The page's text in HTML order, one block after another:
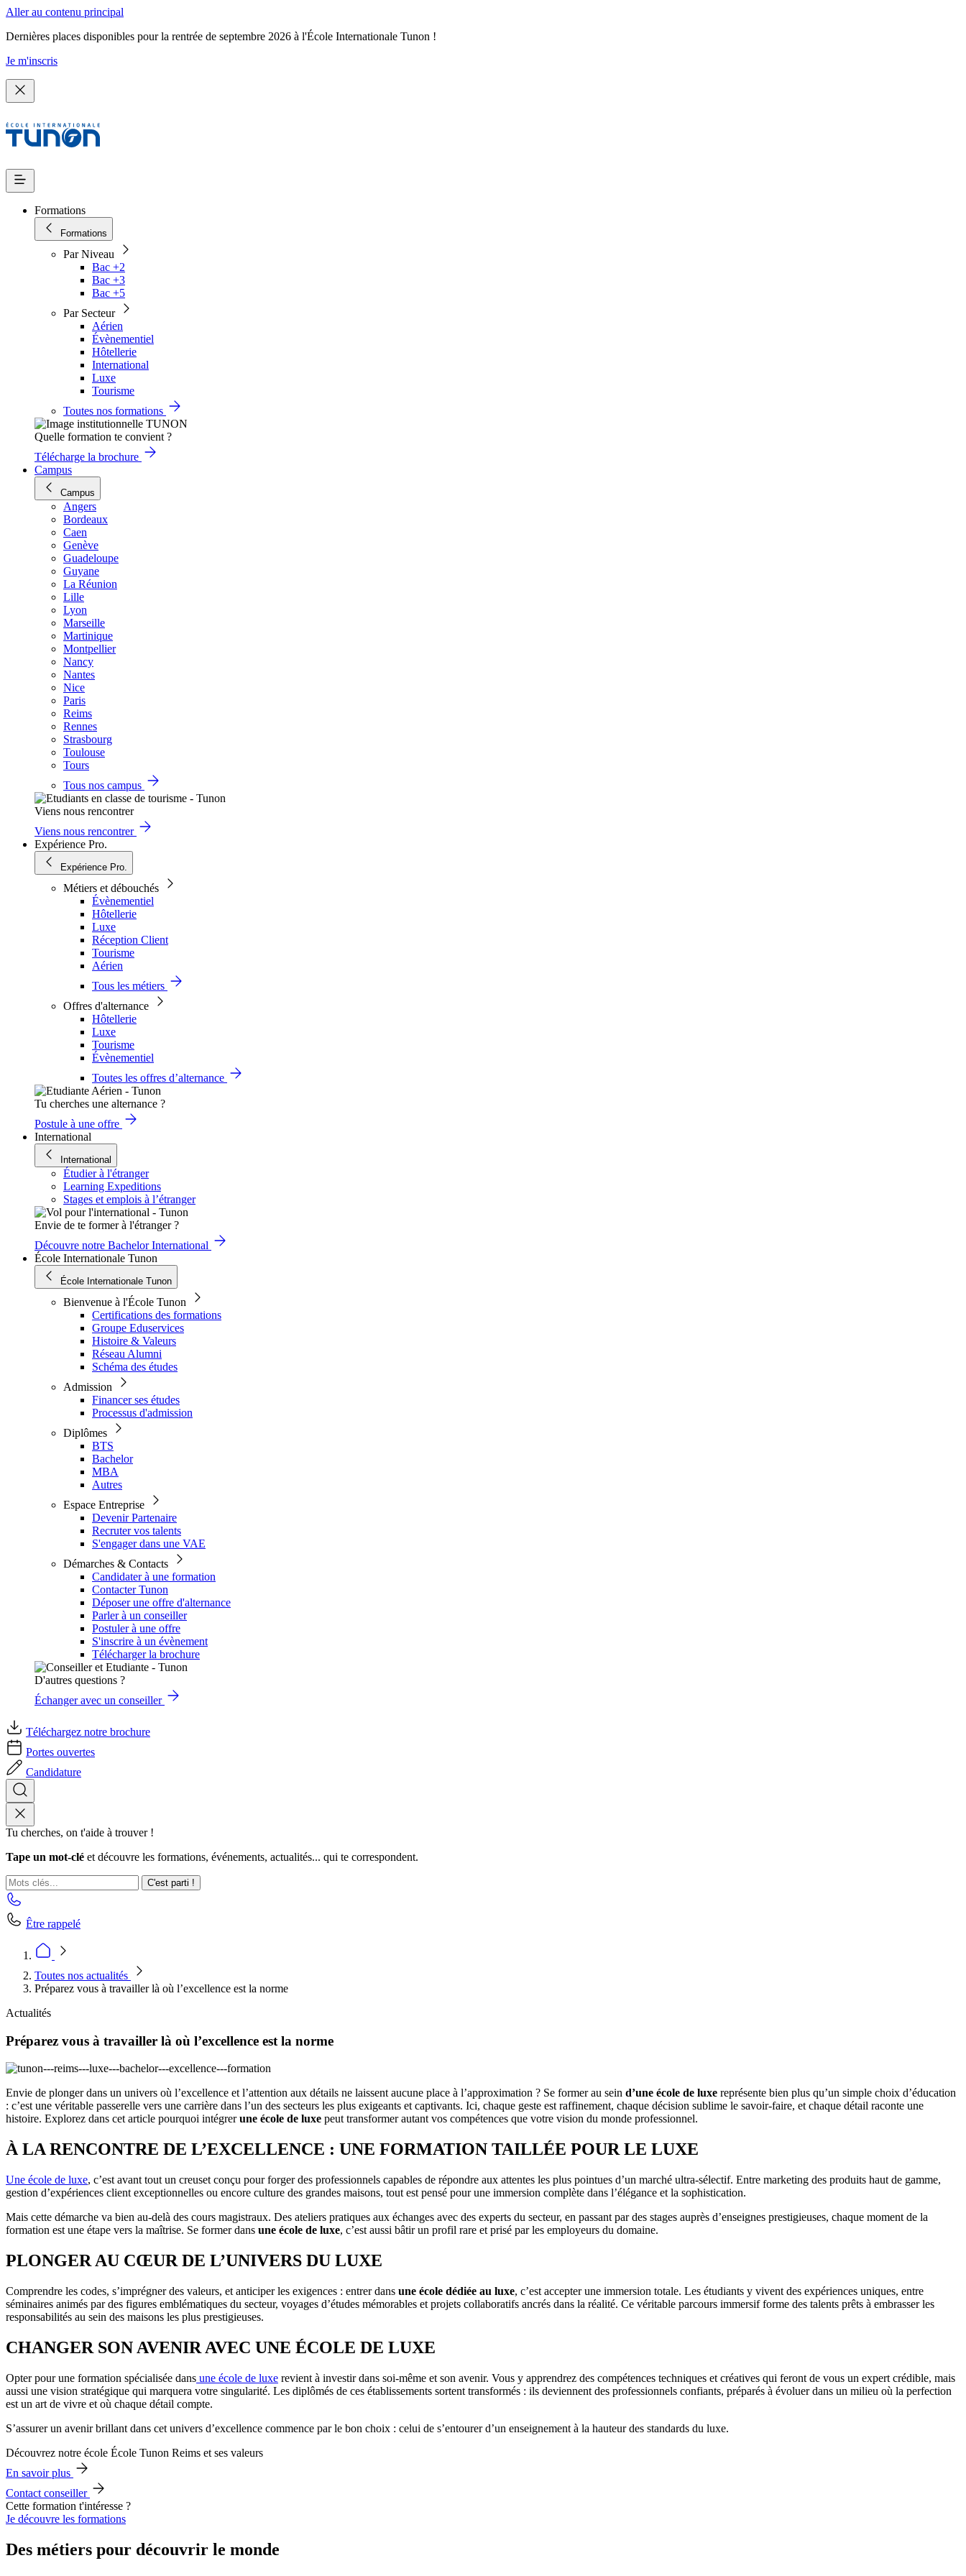
Aller au contenu principal
Dernières places disponibles pour la rentrée de septembre 2026 à l'École Internationale Tunon !
Je m'inscris
Formations
Formations
Par Niveau
Bac +2
Bac +3
Bac +5
Par Secteur
Aérien
Évènementiel
Hôtellerie
International
Luxe
Tourisme
Toutes nos formations
Quelle formation te convient ?
Télécharge la brochure
Campus
Campus
Angers
Bordeaux
Caen
Genève
Guadeloupe
Guyane
La Réunion
Lille
Lyon
Marseille
Martinique
Montpellier
Nancy
Nantes
Nice
Paris
Reims
Rennes
Strasbourg
Toulouse
Tours
Tous nos campus
Viens nous rencontrer
Viens nous rencontrer
Expérience Pro.
Expérience Pro.
Métiers et débouchés
Évènementiel
Hôtellerie
Luxe
Réception Client
Tourisme
Aérien
Tous les métiers
Offres d'alternance
Hôtellerie
Luxe
Tourisme
Évènementiel
Toutes les offres d’alternance
Tu cherches une alternance ?
Postule à une offre
International
International
Étudier à l'étranger
Learning Expeditions
Stages et emplois à l’étranger
Envie de te former à l'étranger ?
Découvre notre Bachelor International
École Internationale Tunon
École Internationale Tunon
Bienvenue à l'École Tunon
Certifications des formations
Groupe Eduservices
Histoire & Valeurs
Réseau Alumni
Schéma des études
Admission
Financer ses études
Processus d'admission
Diplômes
BTS
Bachelor
MBA
Autres
Espace Entreprise
Devenir Partenaire
Recruter vos talents
S'engager dans une VAE
Démarches & Contacts
Candidater à une formation
Contacter Tunon
Déposer une offre d'alternance
Parler à un conseiller
Postuler à une offre
S'inscrire à un évènement
Télécharger la brochure
D'autres questions ?
Échanger avec un conseiller
Téléchargez notre brochure
Portes ouvertes
Candidature
Tu cherches, on t'aide à trouver !
Tape un mot-clé et découvre les formations, événements, actualités... qui te correspondent.
C'est parti !
Être rappelé
Toutes nos actualités
Préparez vous à travailler là où l’excellence est la norme
Actualités
Préparez vous à travailler là où l’excellence est la norme
Envie de plonger dans un univers où l’excellence et l’attention aux détails ne laissent aucune place à l’approximation ? Se former au sein d’une école de luxe représente bien plus qu’un simple choix d’éducation
: c’est une véritable passerelle vers une carrière dans l’un des secteurs les plus exigeants et captivants. Ici, chaque geste est raffinement, chaque décision sublime le savoir-faire, et chaque détail raconte une
histoire. Explorez dans cet article pourquoi intégrerune école de luxe peut transformer autant vos compétences que votre vision du monde professionnel.
À LA RENCONTRE DE L’EXCELLENCE : UNE FORMATION TAILLÉE POUR LE LUXE
Une école de luxe, c’est avant tout un creuset conçu pour forger des professionnels capables de répondre aux attentes les plus pointues d’un marché ultra-sélectif. Entre marketing des produits haut de gamme,
gestion d’expériences client exceptionnelles ou encore culture des grandes maisons, tout est pensé pour une immersion complète dans l’élégance et la sophistication.
Mais cette démarche va bien au-delà des cours magistraux. Des ateliers pratiques aux échanges avec des experts du secteur, en passant par des stages auprès d’enseignes prestigieuses, chaque moment de la
formation est une étape vers la maîtrise. Se former dans une école de luxe, c’est aussi bâtir un profil rare et prisé par les employeurs du domaine.
PLONGER AU CŒUR DE L’UNIVERS DU LUXE
Comprendre les codes, s’imprégner des valeurs, et anticiper les exigences : entrer dans une école dédiée au luxe, c’est accepter une immersion totale. Les étudiants y vivent des expériences uniques, entre
séminaires animés par des figures emblématiques du secteur, voyages d’études mémorables et projets collaboratifs ancrés dans la réalité. Ce véritable parcours immersif forme des talents prêts à embrasser les
responsabilités au sein des maisons les plus prestigieuses.
CHANGER SON AVENIR AVEC UNE ÉCOLE DE LUXE
Opter pour une formation spécialisée dans une école de luxe revient à investir dans soi-même et son avenir. Vous y apprendrez des compétences techniques et créatives qui feront de vous un expert crédible, mais
aussi une vision stratégique qui marquera votre singularité. Les diplômés de ces établissements sortent transformés : ils deviennent des professionnels confiants, préparés à évoluer dans un milieu où la perfection
est un art de vivre et où chaque détail compte.
S’assurer un avenir brillant dans cet univers d’excellence commence par le bon choix : celui de s’entourer d’un enseignement à la hauteur des standards du luxe.
Découvrez notre école École Tunon Reims et ses valeurs
En savoir plus
Contact conseiller
Cette formation t'intéresse ?
Je découvre les formations
Des métiers pour découvrir le monde